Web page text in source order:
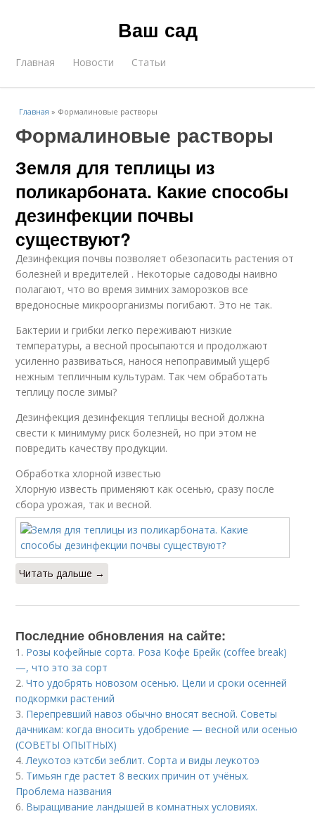
Ваш сад
Главная Новости Статьи
Главная » Формалиновые растворы
Формалиновые растворы
Земля для теплицы из
поликарбоната. Какие способы
дезинфекции почвы
существуют?
Дезинфекция почвы позволяет обезопасить растения от
болезней и вредителей . Некоторые садоводы наивно
полагают, что во время зимних заморозков все
вредоносные микроорганизмы погибают. Это не так.
Бактерии и грибки легко переживают низкие
температуры, а весной просыпаются и продолжают
усиленно развиваться, нанося непоправимый ущерб
нежным тепличным культурам. Так чем обработать
теплицу после зимы?
Дезинфекция дезинфекция теплицы весной должна
свести к минимуму риск болезней, но при этом не
повредить качеству продукции.
Обработка хлорной известью
Хлорную известь применяют как осенью, сразу после
сбора урожая, так и весной.
Читать дальше →
Последние обновления на сайте:
1. Розы кофейные сорта. Роза Кофе Брейк (coffee break)
—, что это за сорт
2.Что удобрять новозом осенью. Цели и сроки осенней
подкормки растений
3. Перепревший навоз обычно вносят весной. Советы
дачникам: когда вносить удобрение — весной или осенью
(СОВЕТЫ ОПЫТНЫХ)
4.Леукотоэ кэтсби зеблит. Сорта и виды леукотоэ
5. Тимьян где растет 8 веских причин от учёных.
Проблема названия
6. Выращивание ландышей в комнатных условиях.